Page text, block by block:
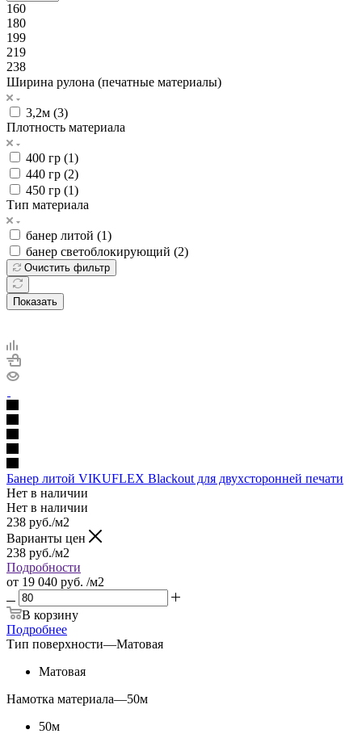
160
180
199
219
238
Ширина рулона (печатные материалы)
3,2м (3)
Плотность материала
400 гр (1)
440 гр (2)
450 гр (1)
Тип материала
банер литой (1)
банер светоблокирующий (2)
Очистить фильтр
Показать
Банер литой VIKUFLEX Blackout для двухсторонней печати
Нет в наличии
Нет в наличии
238 руб./м2
Варианты цен
238 руб./м2
Подробности
от 19 040 руб. /м2
В корзину
Подробнее
Тип поверхности—Матовая
Матовая
Намотка материала—50м
50м